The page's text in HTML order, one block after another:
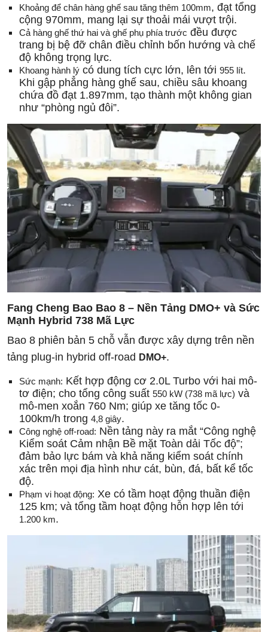
Khoảng để chân hàng ghế sau tăng thêm 100mm, đạt tổng
cộng 970mm, mang lại sự thoải mái vượt trội.
Cả hàng ghế thứ hai và ghế phụ phía trước đều được
trang bị bệ đỡ chân điều chỉnh bốn hướng và chế
độ không trọng lực.
Khoang hành lý có dung tích cực lớn, lên tới 955 lít.
Khi gập phẳng hàng ghế sau, chiều sâu khoang
chứa đồ đạt 1.897mm, tạo thành một không gian
như “phòng ngủ đôi”.
Fang Cheng Bao Bao 8 – Nền Tảng DMO+ và Sức
Mạnh Hybrid 738 Mã Lực
Bao 8 phiên bản 5 chỗ vẫn được xây dựng trên nền
tảng plug-in hybrid off-road DMO+.
Sức mạnh: Kết hợp động cơ 2.0L Turbo với hai mô-
tơ điện; cho tổng công suất 550 kW (738 mã lực) và
mô-men xoắn 760 Nm; giúp xe tăng tốc 0-
100km/h trong 4,8 giây.
Công nghệ off-road: Nền tảng này ra mắt “Công nghệ
Kiểm soát Cảm nhận Bề mặt Toàn dải Tốc độ”;
đảm bảo lực bám và khả năng kiểm soát chính
xác trên mọi địa hình như cát, bùn, đá, bất kể tốc
độ.
Phạm vi hoạt động: Xe có tầm hoạt động thuần điện
125 km; và tổng tầm hoạt động hỗn hợp lên tới
1.200 km.